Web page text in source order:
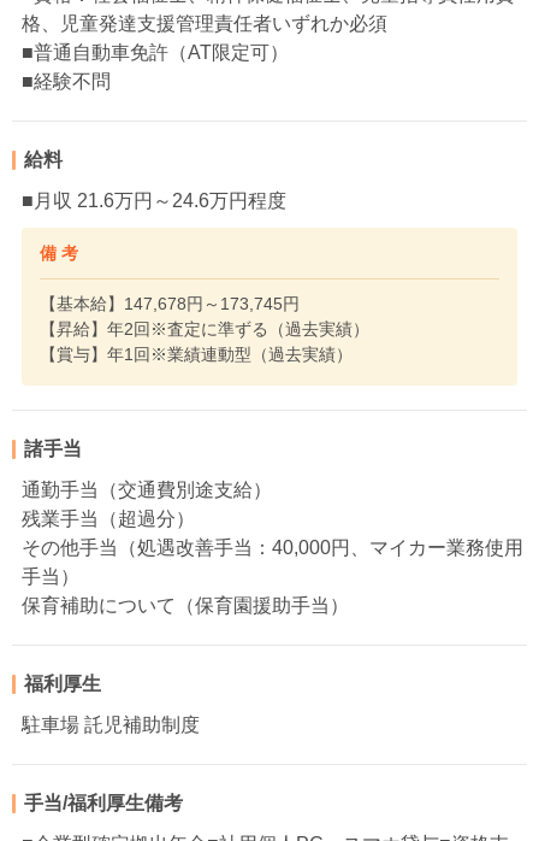
格、児童発達支援管理責任者いずれか必須
■普通自動車免許（AT限定可）
■経験不問
給料
■月収 21.6万円～24.6万円程度
備 考
【基本給】147,678円～173,745円
【昇給】年2回※査定に準ずる（過去実績）
【賞与】年1回※業績連動型（過去実績）
諸手当
通勤手当（交通費別途支給）
残業手当（超過分）
その他手当（処遇改善手当：40,000円、マイカー業務使用
手当）
保育補助について（保育園援助手当）
福利厚生
駐車場 託児補助制度
手当/福利厚生備考